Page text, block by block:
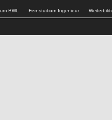
BWL Fernstudium Ingenieur